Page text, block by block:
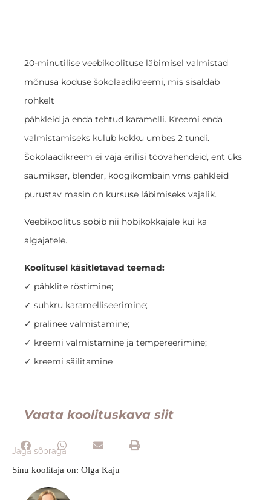
20-minutilise veebikoolituse läbimisel valmistad
mõnusa koduse šokolaadikreemi, mis sisaldab
rohkelt
pähkleid ja enda tehtud karamelli. Kreemi enda
valmistamiseks kulub kokku umbes 2 tundi.
Šokolaadikreem ei vaja erilisi töövahendeid, ent üks
saumikser, blender, köögikombain vms pähkleid
purustav masin on kursuse läbimiseks vajalik.
Veebikoolitus sobib nii hobikokkajale kui ka
algajatele.
Koolitusel käsitletavad teemad:
✓ pähklite röstimine;
✓ suhkru karamelliseerimine;
✓ pralinee valmistamine;
✓ kreemi valmistamine ja tempereerimine;
✓ kreemi säilitamine
Vaata koolituskava siit
Jaga sõbraga
Sinu koolitaja on: Olga Kaju